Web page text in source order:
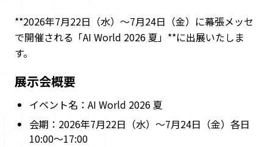
例
コ
ム
強
み
**2026年7月22日（水）〜7月24日（金）に幕張メッセ
で開催される「AI World 2026 夏」**に出展いたしま
す。
展示会概要
イベント名：AI World 2026 夏
会期：2026年7月22日（水）～7月24日（金）各日
10:00～17:00